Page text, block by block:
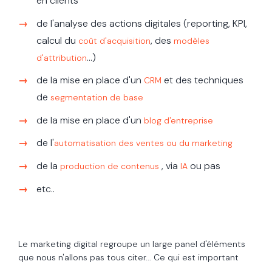
de l'analyse des actions digitales (reporting, KPI,
calcul du coût d'acquisition, des modèles
d'attribution...)
de la mise en place d'un CRM et des techniques
de segmentation de base
de la mise en place d'un blog d'entreprise
de l'automatisation des ventes ou du marketing
de la production de contenus , via IA ou pas
etc..
Le marketing digital regroupe un large panel d'éléments
que nous n'allons pas tous citer... Ce qui est important